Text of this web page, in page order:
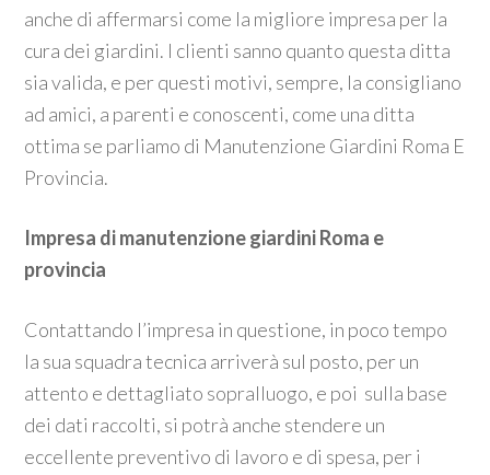
anche di affermarsi come la migliore impresa per la
cura dei giardini. I clienti sanno quanto questa ditta
sia valida, e per questi motivi, sempre, la consigliano
ad amici, a parenti e conoscenti, come una ditta
ottima se parliamo di Manutenzione Giardini Roma E
Provincia.
Impresa di manutenzione giardini Roma e
provincia
Contattando l’impresa in questione, in poco tempo
la sua squadra tecnica arriverà sul posto, per un
attento e dettagliato sopralluogo, e poi sulla base
dei dati raccolti, si potrà anche stendere un
eccellente preventivo di lavoro e di spesa, per i